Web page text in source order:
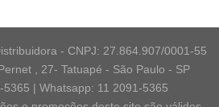
- CNPJ: 27.864.907/0001-55
, 27- Tatuapé - São Paulo - SP
5365 | Whatsapp: 11 2091-5365